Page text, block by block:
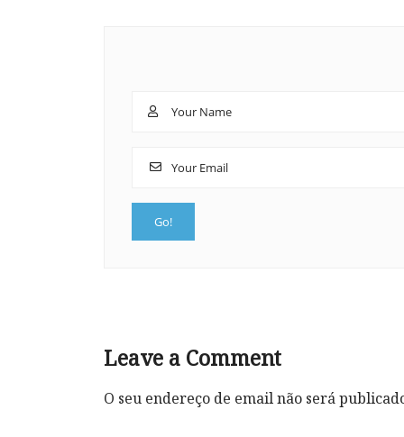
Leave a Comment
O seu endereço de email não será